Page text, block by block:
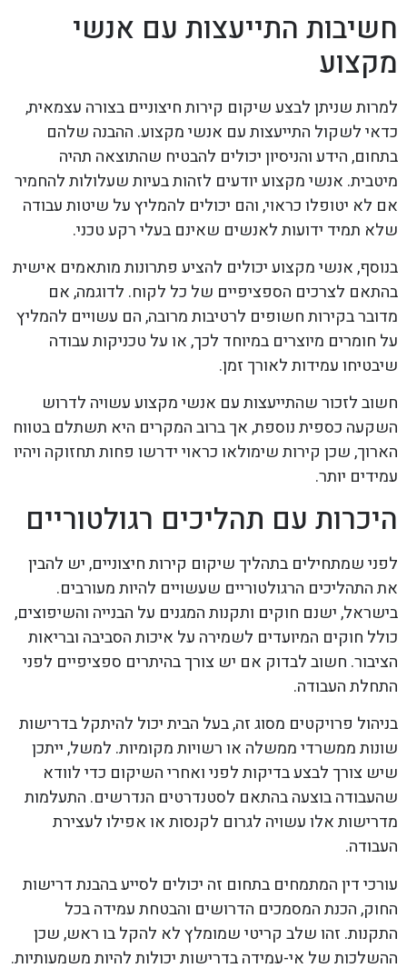
חשיבות התייעצות עם אנשי
מקצוע
למרות שניתן לבצע שיקום קירות חיצוניים בצורה עצמאית,
כדאי לשקול התייעצות עם אנשי מקצוע. ההבנה שלהם
בתחום, הידע והניסיון יכולים להבטיח שהתוצאה תהיה
מיטבית. אנשי מקצוע יודעים לזהות בעיות שעלולות להחמיר
אם לא יטופלו כראוי, והם יכולים להמליץ על שיטות עבודה
שלא תמיד ידועות לאנשים שאינם בעלי רקע טכני.
בנוסף, אנשי מקצוע יכולים להציע פתרונות מותאמים אישית
בהתאם לצרכים הספציפיים של כל לקוח. לדוגמה, אם
מדובר בקירות חשופים לרטיבות מרובה, הם עשויים להמליץ
על חומרים מיוצרים במיוחד לכך, או על טכניקות עבודה
שיבטיחו עמידות לאורך זמן.
חשוב לזכור שהתייעצות עם אנשי מקצוע עשויה לדרוש
השקעה כספית נוספת, אך ברוב המקרים היא תשתלם בטווח
הארוך, שכן קירות שימולאו כראוי ידרשו פחות תחזוקה ויהיו
עמידים יותר.
היכרות עם תהליכים רגולטוריים
לפני שמתחילים בתהליך שיקום קירות חיצוניים, יש להבין
את התהליכים הרגולטוריים שעשויים להיות מעורבים.
בישראל, ישנם חוקים ותקנות המגנים על הבנייה והשיפוצים,
כולל חוקים המיועדים לשמירה על איכות הסביבה ובריאות
הציבור. חשוב לבדוק אם יש צורך בהיתרים ספציפיים לפני
התחלת העבודה.
בניהול פרויקטים מסוג זה, בעל הבית יכול להיתקל בדרישות
שונות ממשרדי ממשלה או רשויות מקומיות. למשל, ייתכן
שיש צורך לבצע בדיקות לפני ואחרי השיקום כדי לוודא
שהעבודה בוצעה בהתאם לסטנדרטים הנדרשים. התעלמות
מדרישות אלו עשויה לגרום לקנסות או אפילו לעצירת
העבודה.
עורכי דין המתמחים בתחום זה יכולים לסייע בהבנת דרישות
החוק, הכנת המסמכים הדרושים והבטחת עמידה בכל
התקנות. זהו שלב קריטי שמומלץ לא להקל בו ראש, שכן
ההשלכות של אי-עמידה בדרישות יכולות להיות משמעותיות.